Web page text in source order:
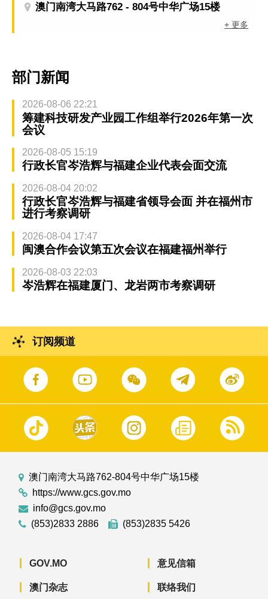
澳门南湾大马路762 - 804号中华广场15楼
+ 更多
部门新闻
2026-08-06 22:21
筹建科技研发产业园工作组举行2026年第一次
会议
2026-08-05 15:19
行政长官岑浩辉与福建企业代表会面交流
2026-08-04 20:02
行政长官岑浩辉与福建省领导会面 并在福州市
进行考察调研
2026-08-04 17:47
闽澳合作会议第五次会议在福建福州举行
2026-08-03 22:03
岑浩辉在福建厦门、龙岩两市考察调研
订阅频道
澳门南湾大马路762-804号中华广场15楼
https://www.gcs.gov.mo
info@gcs.gov.mo
(853)2833 2886
(853)2835 5426
GOV.MO
澳门杂志
意见信箱
联络我们